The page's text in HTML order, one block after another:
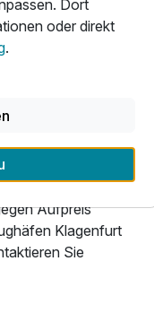
Innenpool
Es gibt auch
Massagen und
Dampfbad,
auf
Aufpreis
Klagenfurt
Sie
Dort
oder direkt
.